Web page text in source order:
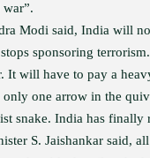
Modi said, India will
sponsoring
It will have to pay a
one arrow in the
snake. India has finally
S. Jaishankar said,